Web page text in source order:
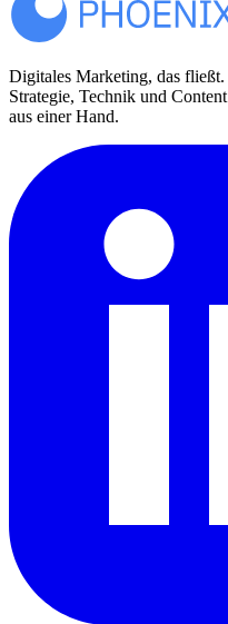
Digitales Marketing, das fließt.
Strategie, Technik und Content
aus einer Hand.